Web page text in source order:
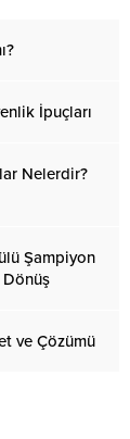
İpuçları
Nelerdir?
Şampiyon
Dönüş
ve Çözümü